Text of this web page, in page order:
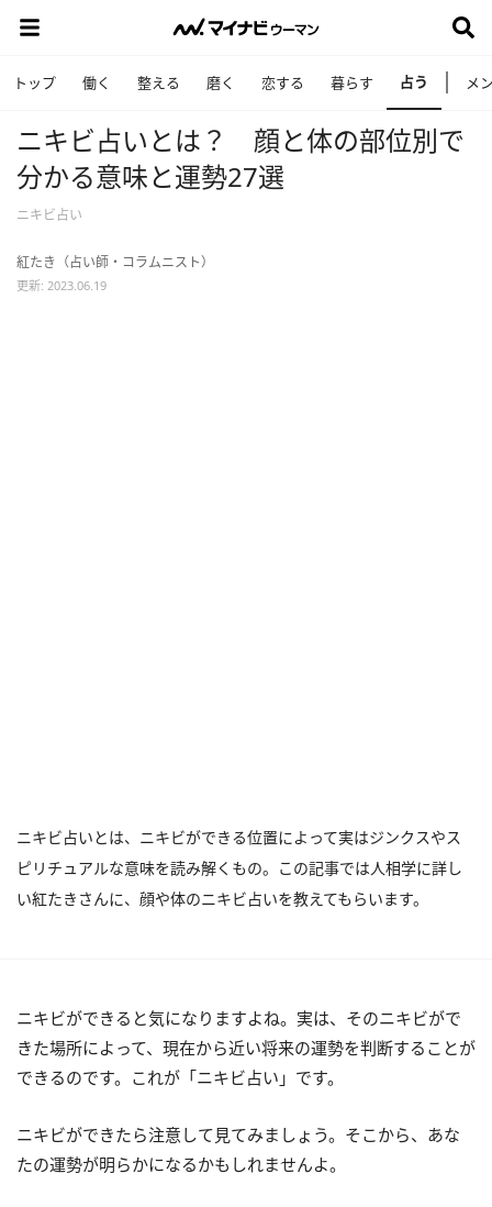
トップ 働く 整える 磨く 恋する 暮らす 占う メ
ニキビ占いとは？ 顔と体の部位別で
分かる意味と運勢27選
ニキビ占い
紅たき（占い師・コラムニスト）
更新: 2023.06.19
ニキビ占いとは、ニキビができる位置によって実はジンクスやス
ピリチュアルな意味を読み解くもの。この記事では人相学に詳し
い紅たきさんに、顔や体のニキビ占いを教えてもらいます。
ニキビができると気になりますよね。実は、そのニキビがで
きた場所によって、現在から近い将来の運勢を判断することが
できるのです。これが「ニキビ占い」です。
ニキビができたら注意して見てみましょう。そこから、あな
たの運勢が明らかになるかもしれませんよ。